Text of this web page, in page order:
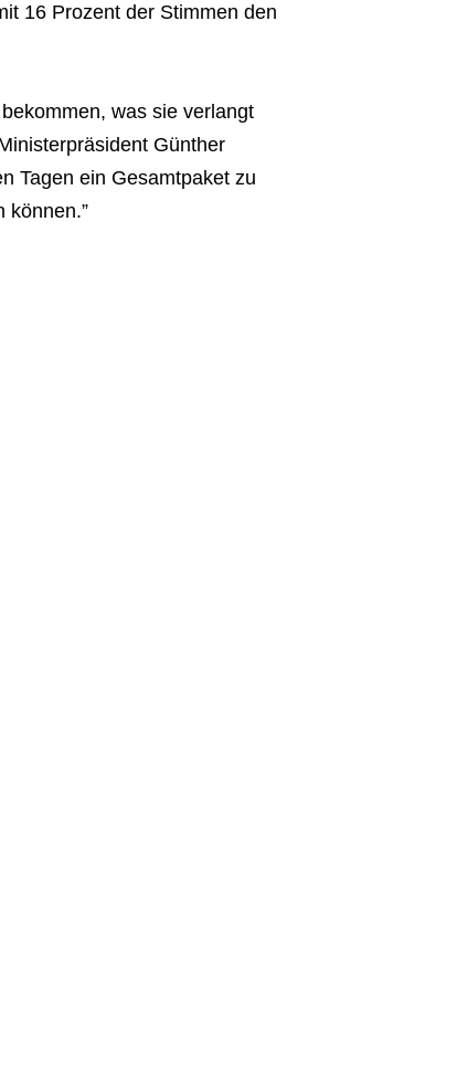
16 Prozent der Stimmen den
was sie verlangt
Günther
Tagen ein Gesamtpaket zu
können.”